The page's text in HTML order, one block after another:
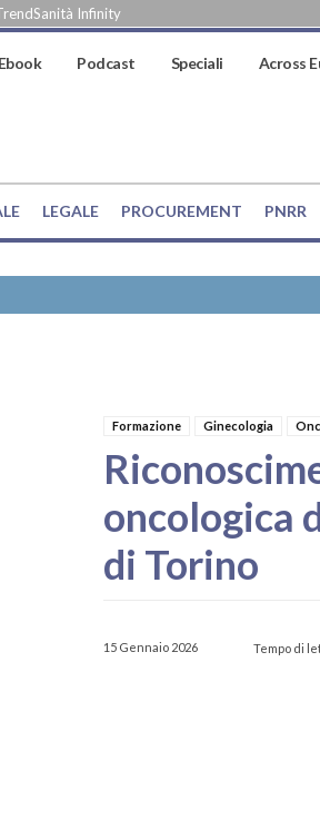
Infinity
Ebook Podcast Speciali Across
LEGALE PROCUREMENT PNRR
Formazione Ginecologia
oncologica
di Torino
15 Gennaio 2026 Tempo di